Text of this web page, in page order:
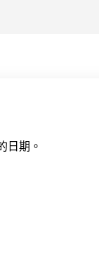
日期。